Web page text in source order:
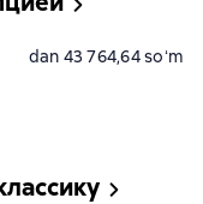
dan 43 764,64 soʻm